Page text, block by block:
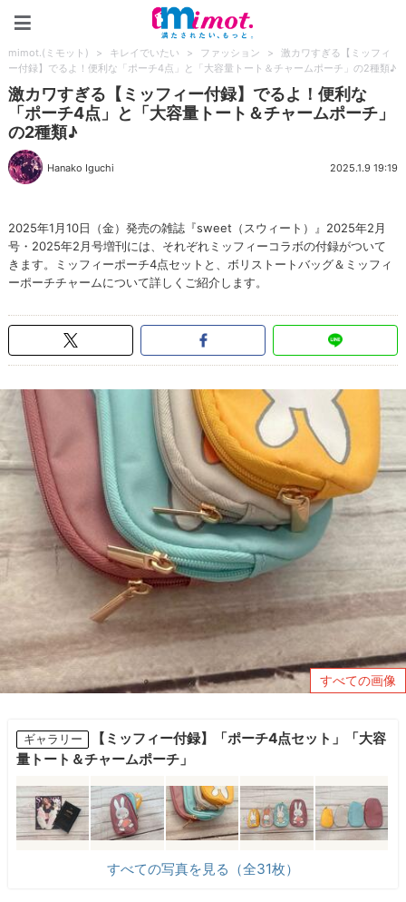
mimot.(ミモット) > キレイでいたい > ファッション >
激カワすぎる【ミッフィ
ー付録】でるよ！便利な「ポーチ4点」と「大容量トート＆チャームポーチ」の2種類♪
激カワすぎる【ミッフィー付録】でるよ！便利な
「ポーチ4点」と「大容量トート＆チャームポーチ」
の2種類♪
Hanako Iguchi 2025.1.9 19:19
2025年1月10日（金）発売の雑誌『sweet（スウィート）』2025年2月
号・2025年2月号増刊には、それぞれミッフィーコラボの付録がついて
きます。ミッフィーポーチ4点セットと、ボリストートバッグ＆ミッフィ
ーポーチチャームについて詳しくご紹介します。
すべての画像
ギャラリー
【ミッフィー付録】「ポーチ4点セット」「大容
量トート＆チャームポーチ」
すべての写真を見る（全31枚）